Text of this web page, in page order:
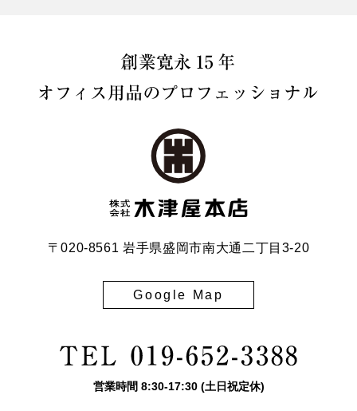
〒020-8561 岩手県盛岡市南大通二丁目3-20
Google Map
営業時間 8:30-17:30(土日祝定休)